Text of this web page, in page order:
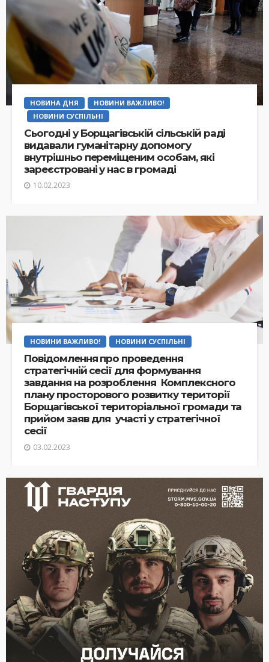
НОВИНА ДНЯ
НОВИНИ ВАЖЛИВО!
НОВИНИ СУСПІЛЬНІ
Сьогодні у Борщагівській сільській раді
видавали гуманітарну допомогу
внутрішньо переміщеним особам, які
зареєстровані у нас в громаді
10.02.2023
НОВИНИ ВАЖЛИВО! НОВИНИ СУСПІЛЬНІ
Повідомлення про проведення
стратегічній сесії для формування
завдання на розроблення Комплексного
плану просторового розвитку території
Борщагівської територіальної громади та
прийом заяв для участі у стратегічної
сесії
03.02.2023